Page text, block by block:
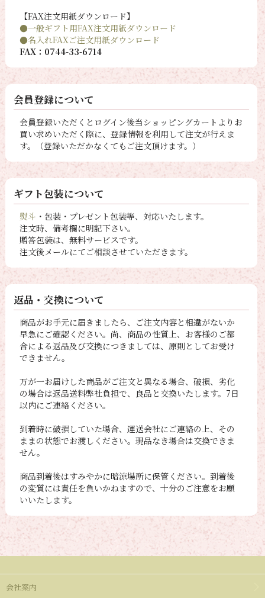
【FAX注文用紙ダウンロード】
●一般ギフト用FAX注文用紙ダウンロード
●名入れFAXご注文用紙ダウンロード
FAX：0744-33-6714
会員登録について
会員登録いただくとログイン後当ショッピングカートよりお
買い求めいただく際に、登録情報を利用して注文が行えま
す。（登録いただかなくてもご注文頂けます。）
ギフト包装について
熨斗 ・包装・プレゼント包装等、対応いたします。
注文時、備考欄に明記下さい。
贈答包装は、無料サービスです。
注文後メールにてご相談させていただきます。
返品・交換について
商品がお手元に届きましたら、ご注文内容と相違がないか
早急にご確認ください。尚、商品の性質上、お客様のご都
合による返品及び交換につきましては、原則としてお受け
できません。
万が一お届けした商品がご注文と異なる場合、破損、劣化
の場合は返品送料弊社負担で、良品と交換いたします。7日
以内にご連絡ください。
到着時に破損していた場合、運送会社にご連絡の上、その
ままの状態でお渡しください。現品なき場合は交換できま
せん。
商品到着後はすみやかに暗涼場所に保管ください。到着後
の変質には責任を負いかねますので、十分のご注意をお願
いいたします。
会社案内